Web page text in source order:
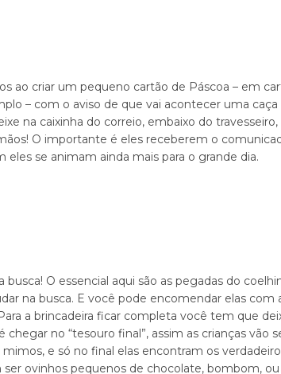
ao criar um pequeno cartão de Páscoa – em
– com o aviso de que vai acontecer uma caça
na caixinha do correio, embaixo do
O importante é eles receberem o
eles se animam ainda mais para o grande dia.
busca! O essencial aqui são as pegadas do
na busca. E você pode encomendar elas com
a brincadeira ficar completa você tem que
chegar no “tesouro final”, assim as crianças vão
e só no final elas encontram os
ser ovinhos pequenos de chocolate, bombom,